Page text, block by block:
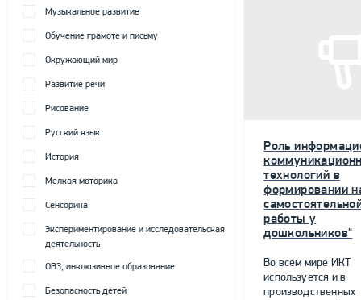
Музыкальное развитие
Обучение грамоте и письму
Окружающий мир
Развитие речи
Рисование
Русский язык
История
Мелкая моторика
Сенсорика
Экспериментирование и исследовательская
деятельность
ОВЗ, инклюзивное образование
Безопасность детей
Роль
технологий в
формировании
работы у
дошкольников"
Во всем мире ИКТ
используется и в
производственных